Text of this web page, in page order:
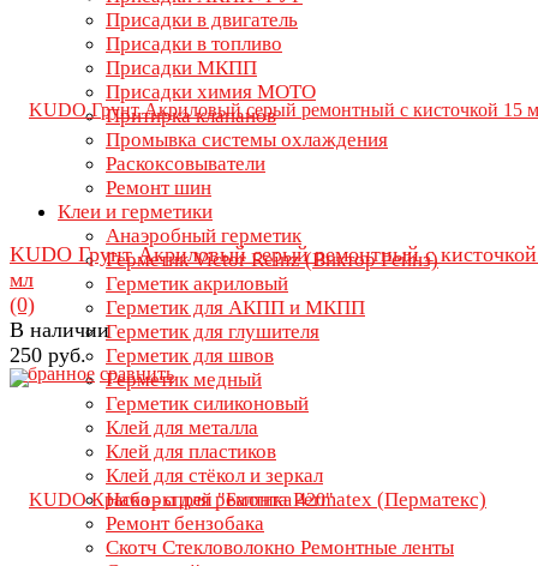
Присадки в двигатель
Присадки в топливо
Присадки МКПП
Присадки химия МОТО
Притирка клапанов
Промывка системы охлаждения
Раскоксовыватели
Ремонт шин
Клеи и герметики
Анаэробный герметик
Герметик Victor Reinz (Виктор Рейнз)
Герметик акриловый
Герметик для АКПП и МКПП
Герметик для глушителя
Герметик для швов
Герметик медный
Герметик силиконовый
Клей для металла
Клей для пластиков
Клей для стёкол и зеркал
Наборы для ремонта Permatex (Перматекс)
Ремонт бензобака
Скотч Стекловолокно Ремонтные ленты
избранное сравнить
KUDO Грунт Акриловый серый ремонтный с
мл
(0)
В наличии
250 руб.